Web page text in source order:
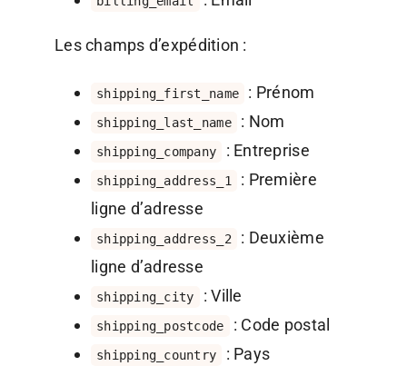
Les champs d’expédition :
shipping_first_name : Prénom
shipping_last_name : Nom
shipping_company : Entreprise
shipping_address_1
: Première
ligne d’adresse
shipping_address_2
: Deuxième
ligne d’adresse
shipping_city : Ville
shipping_postcode : Code postal
shipping_country : Pays